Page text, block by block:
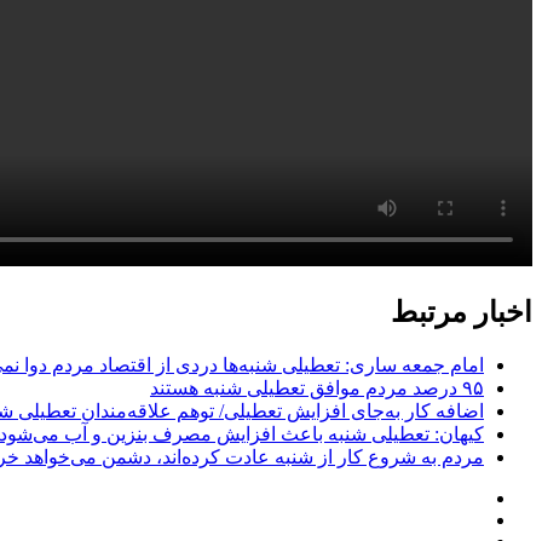
اخبار مرتبط
امام جمعه ساری: تعطیلی شنبه‌ها دردی از اقتصاد مردم دوا
۹۵ درصد مردم موافق تعطیلی شنبه هستند
اضافه کار به‌جای افزایش تعطیلی/ توهم علاقه‌مندان
کیهان: تعطیلی شنبه باعث افزایش مصرف بنزین و آب
مردم به شروع کار از شنبه عادت کرده‌اند، دشمن می‌خواهد